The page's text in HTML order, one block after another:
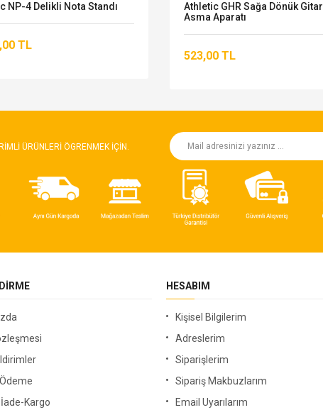
NP-4 Delikli Nota Standı
TL
Athletic GHR Sağa Dönük Gitar
Asma Aparatı
523,00 TL
ÜRÜNLERI ÖGRENMEK IÇIN.
Kargo
HESABIM
Kişisel Bilgilerim
Adreslerim
Siparişlerim
Sipariş Makbuzlarım
Email Uyarılarım